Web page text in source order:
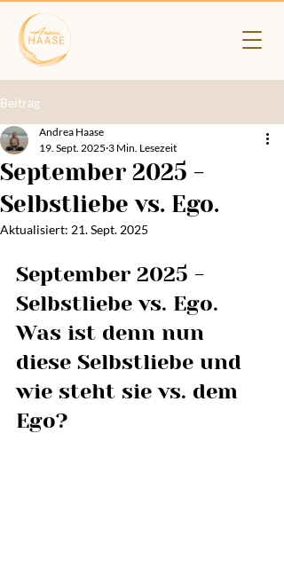
Beitrag
September 2025 -
Selbstliebe vs. Ego.
Andrea Haase
19. Sept. 2025 3 Min. Lesezeit
Aktualisiert: 21. Sept. 2025
September 2025 -
Selbstliebe vs. Ego.
Was ist denn nun
diese Selbstliebe und
wie steht sie vs. dem
Ego?